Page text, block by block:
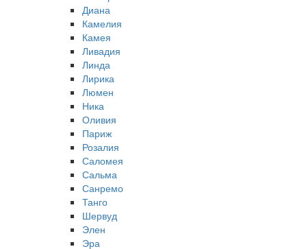
Диана
Камелия
Камея
Ливадия
Линда
Лирика
Люмен
Ника
Оливия
Париж
Розалия
Саломея
Сальма
Санремо
Танго
Шервуд
Элен
Эра